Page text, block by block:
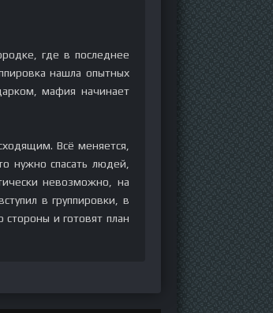
где в последнее
нашла опытных
мафия начинает
Всё меняется,
нужно спасать людей,
невозможно, на
в группировки, в
и готовят план